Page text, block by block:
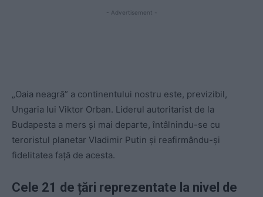
- Advertisement -
„Oaia neagră” a continentului nostru este, previzibil,
Ungaria lui Viktor Orban. Liderul autoritarist de la
Budapesta a mers și mai departe, întâlnindu-se cu
teroristul planetar Vladimir Putin și reafirmându-și
fidelitatea față de acesta.
Cele 21 de țări reprezentate la nivel de